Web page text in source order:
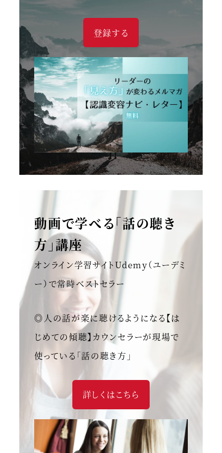
登録する
動画で学べる「話の聴き
方」講座
オンライン学習サイトUdemy（ユーデミ
ー）で常時ベストセラー
◎人の話が楽に聴けるようになる【は
じめての傾聴】カウンセラーが現場で
使っている「話の聴き方」
詳しくはこちら